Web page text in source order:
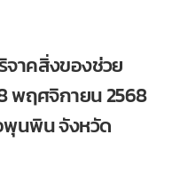
จาคสิ่งของช่วย
พฤศจิกายน 2568
พุนพิน จังหวัด